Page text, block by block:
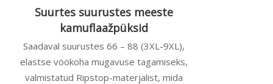
Suurtes suurustes meeste
kamuflaažpüksid
Saadaval suurustes 66 – 88 (3XL-9XL),
elastse vöökoha mugavuse tagamiseks,
valmistatud Ripstop-materjalist, mida